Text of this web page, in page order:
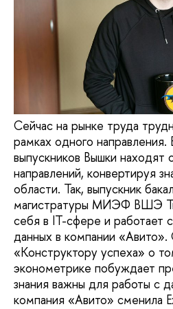
Сейчас на рынке труда
рамках одного
выпускников Вышки находят
направлений, конвертируя
области. Так, выпускник
магистратуры МИЭФ ВШЭ
себя в IT-сфере и работает
данных в компании «Авито».
«Конструктору успеха» о
эконометрике побуждает
знания важны для работы с
компания «Авито» сменила